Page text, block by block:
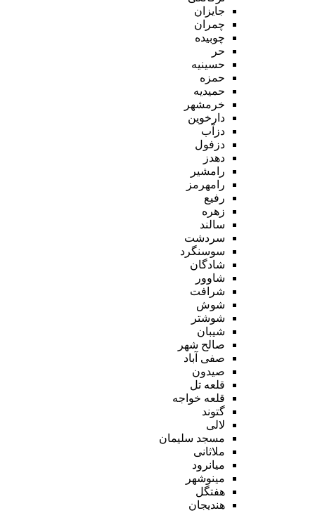
جایزان
چمران
چوبیده
حر
حسینیه
حمزه
حمیدیه
خرمشهر
دارخوین
دزآب
دزفول
دهدز
رامشیر
رامهرمز
رفیع
زهره
سالند
سردشت
سوسنگرد
شادگان
شاوور
شرافت
شوش
شوشتر
شیبان
صالح شهر
صفی آباد
صیدون
قلعه تل
قلعه خواجه
گتوند
لالی
مسجد سلیمان
ملاثانی
میانرود
مینوشهر
هفتگل
هندیجان